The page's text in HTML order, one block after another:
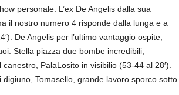
personale. L’ex De Angelis dalla sua
il nostro numero 4 risponde dalla lunga e a
De Angelis per l’ultimo vantaggio ospite,
Stella piazza due bombe incredibili,
PalaLosito in visibilio (53-44 al 28′).
Tomasello, grande lavoro sporco sotto